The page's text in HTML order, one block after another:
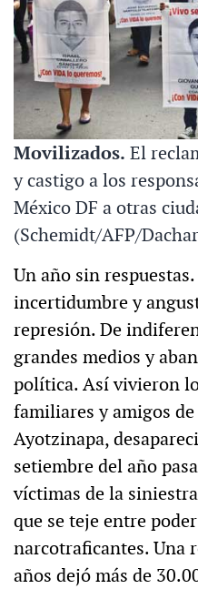
Movilizados. El
y castigo a los
México DF a otras
(Schemidt/AFP/
Un año sin
incertidumbre y
represión. De
grandes medios y
política. Así vivieron
familiares y amigos
Ayotzinapa,
setiembre del año
víctimas de la
que se teje entre
narcotraficantes. Una
años dejó más de